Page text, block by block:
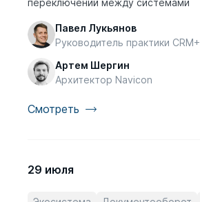
Павел Лукьянов
Руководитель практики
Артем Шергин
Архитектор Navicon
Смотреть
29 июля